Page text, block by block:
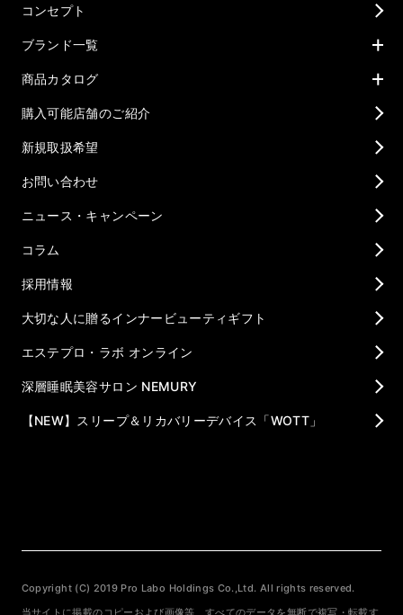
コンセプト
ブランド一覧
商品カタログ
購入可能店舗のご紹介
新規取扱希望
お問い合わせ
ニュース・キャンペーン
コラム
採用情報
大切な人に贈るインナービューティギフト
エステプロ・ラボ オンライン
深層睡眠美容サロン NEMURY
【NEW】スリープ＆リカバリーデバイス「WOTT」
Copyright (C) 2019 Pro Labo Holdings Co.,Ltd. All rights reserved.